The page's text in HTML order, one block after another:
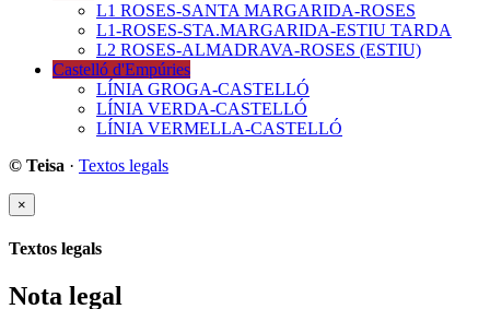
L1 ROSES-SANTA MARGARIDA-ROSES
L1-ROSES-STA.MARGARIDA-ESTIU TARDA
L2 ROSES-ALMADRAVA-ROSES (ESTIU)
Castelló d'Empúries
LÍNIA GROGA-CASTELLÓ
LÍNIA VERDA-CASTELLÓ
LÍNIA VERMELLA-CASTELLÓ
© Teisa · Textos legals
×
Textos legals
Nota legal